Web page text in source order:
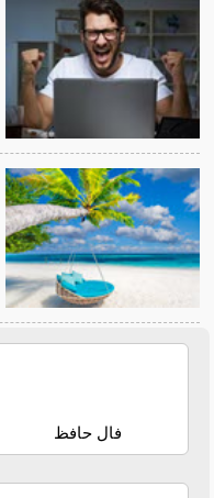
فال حافظ